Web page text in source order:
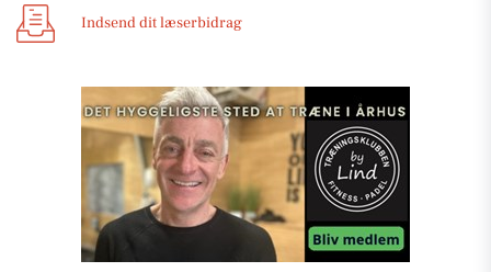
Indsend dit læserbidrag